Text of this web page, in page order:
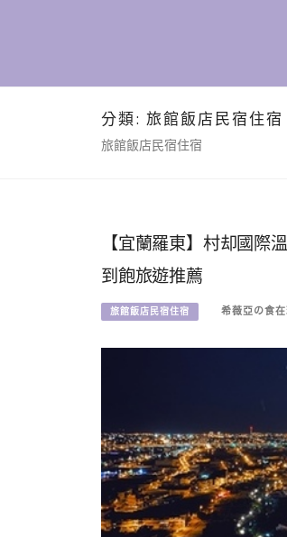
分類: 旅館飯店民宿住宿
旅館飯店民宿住宿
【宜蘭羅東】村却國際
到飽旅遊推薦
旅館飯店民宿住宿 希薇亞の食